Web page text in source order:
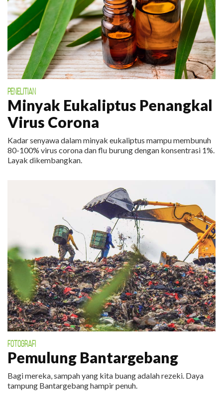
PENELITIAN
Minyak Eukaliptus Penangkal
Virus Corona
Kadar senyawa dalam minyak eukaliptus mampu membunuh
80-100% virus corona dan flu burung dengan konsentrasi 1%.
Layak dikembangkan.
FOTOGRAFI
Pemulung Bantargebang
Bagi mereka, sampah yang kita buang adalah rezeki. Daya
tampung Bantargebang hampir penuh.